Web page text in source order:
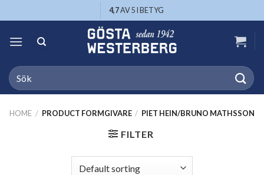
to
content
4,7AV 5 I BETYG
Search
for:
HOME / PRODUCT FORMGIVARE / PIET HEIN/BRUNO MATHSSON
FILTER